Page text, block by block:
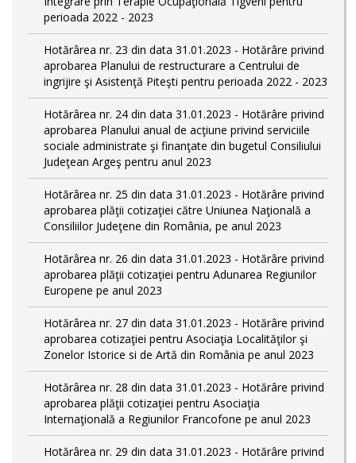
perioada 2022 - 2023
Hotărârea nr. 23 din data 31.01.2023 - Hotărâre privind
aprobarea Planului de restructurare a Centrului de
ingrijire şi Asistenţă Piteşti pentru perioada 2022 - 2023
Hotărârea nr. 24 din data 31.01.2023 - Hotărâre privind
aprobarea Planului anual de acţiune privind serviciile
sociale administrate şi finanţate din bugetul Consiliului
Judeţean Argeş pentru anul 2023
Hotărârea nr. 25 din data 31.01.2023 - Hotărâre privind
aprobarea plăţii cotizaţiei către Uniunea Naţională a
Consiliilor Judeţene din România, pe anul 2023
Hotărârea nr. 26 din data 31.01.2023 - Hotărâre privind
aprobarea plăţii cotizaţiei pentru Adunarea Regiunilor
Europene pe anul 2023
Hotărârea nr. 27 din data 31.01.2023 - Hotărâre privind
aprobarea cotizaţiei pentru Asociaţia Localităţilor şi
Zonelor Istorice si de Artă din România pe anul 2023
Hotărârea nr. 28 din data 31.01.2023 - Hotărâre privind
aprobarea plăţii cotizaţiei pentru Asociaţia
Internaţională a Regiunilor Francofone pe anul 2023
Hotărârea nr. 29 din data 31.01.2023 - Hotărâre privind